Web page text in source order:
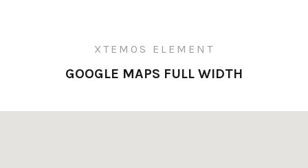
XTEMOS ELEMENT
GOOGLE MAPS FULL WIDTH